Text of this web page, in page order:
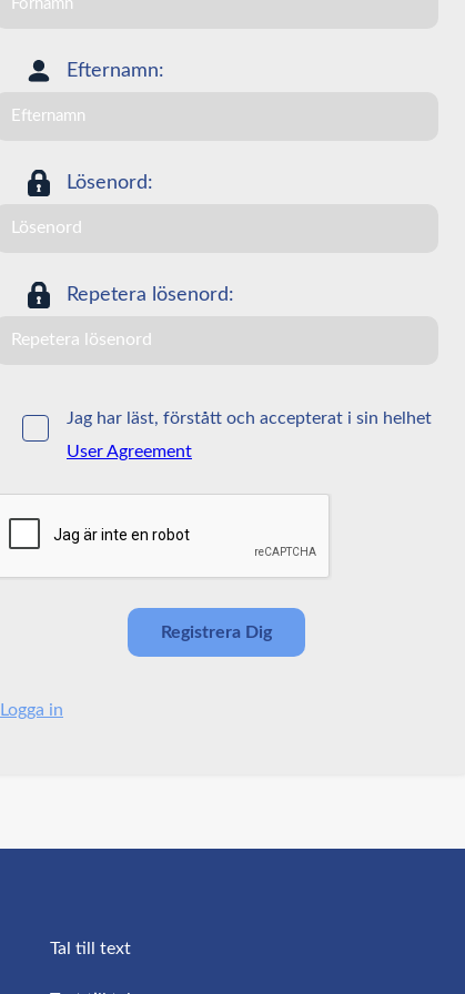
Efternamn:
Lösenord:
Repetera lösenord:
Jag har läst, förstått och accepterat i sin helhet
User Agreement
Logga in
Tal till text